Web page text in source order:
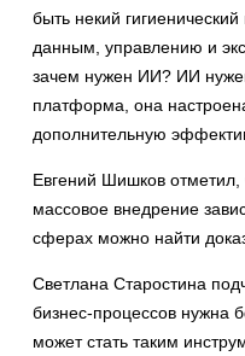
быть некий
данным, управлению и
зачем нужен ИИ? ИИ
платформа, она
дополнительную
Евгений Шишков отметил,
массовое внедрение
сферах можно найти
Светлана Старостина
бизнес-процессов нужна
может стать таким